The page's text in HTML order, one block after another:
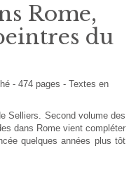
Rome,
du
- 474 pages - Textes en
Selliers. Second volume des
dans Rome vient compléter
quelques années plus tôt